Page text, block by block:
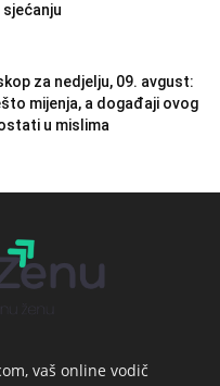
za nedjelju, 09. avgust:
mijenja, a događaji ovog
u mislima
vaš online vodič